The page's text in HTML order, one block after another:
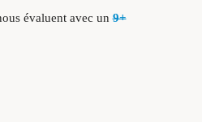
évaluent avec un9+